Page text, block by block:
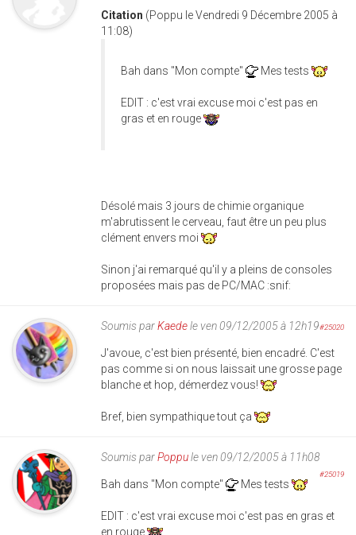
Citation (Poppu le Vendredi 9 Décembre 2005 à
11:08)
Bah dans "Mon compte" Mes tests
EDIT : c'est vrai excuse moi c'est pas en
gras et en rouge
Désolé mais 3 jours de chimie organique
m'abrutissent le cerveau, faut être un peu plus
clément envers moi
Sinon j'ai remarqué qu'il y a pleins de consoles
proposées mais pas de PC/MAC :snif:
Soumis parKaedele ven 09/12/2005 à 12h19#25020
J'avoue, c'est bien présenté, bien encadré. C'est
pas comme si on nous laissait une grosse page
blanche et hop, démerdez vous!
Bref, bien sympathique tout ça
Soumis parPoppule ven 09/12/2005 à 11h08
#25019
Bah dans "Mon compte" Mes tests
EDIT : c'est vrai excuse moi c'est pas en gras et
en rouge